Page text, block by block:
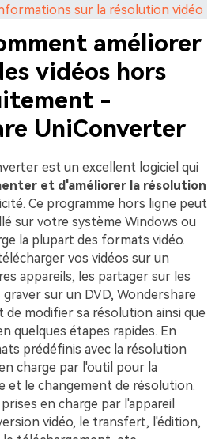
sur la résolution vidéo
améliorer
vidéos hors
-
UniConverter
est un excellent logiciel qui
et d'améliorer la résolution
Ce programme hors ligne peut
sur votre système Windows ou
la plupart des formats vidéo.
vos vidéos sur un
appareils, les partager sur les
graver sur un DVD, Wondershare
modifier sa résolution ainsi que
quelques étapes rapides. En
prédéfinis avec la résolution
charge par l'outil pour la
et le changement de résolution.
en charge par l'appareil
vidéo, le transfert, l'édition,